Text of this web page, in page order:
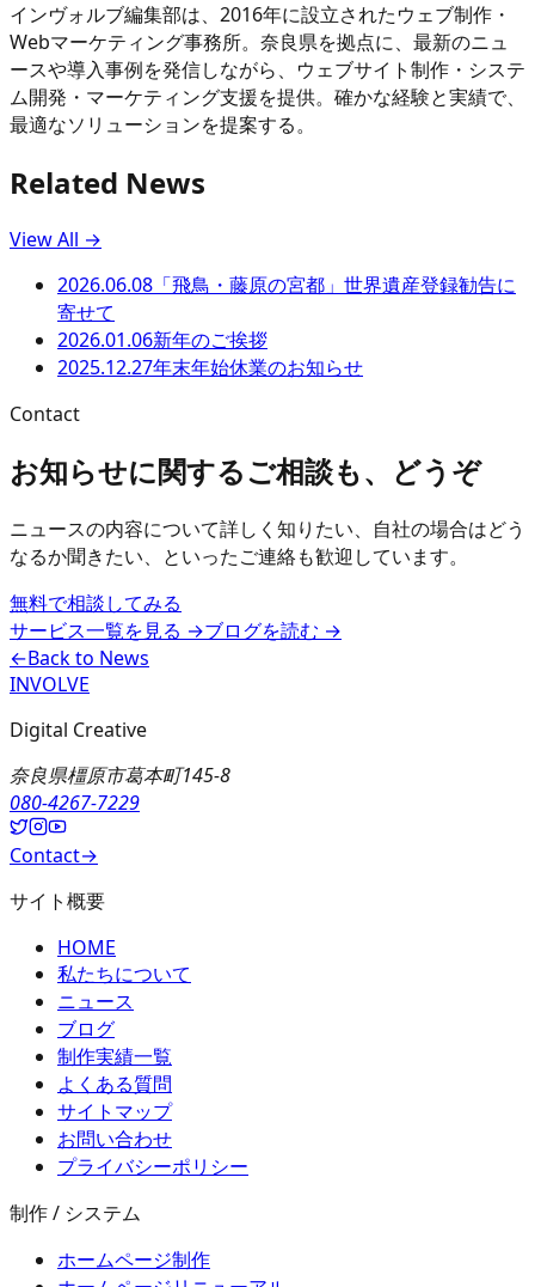
インヴォルブ編集部は、2016年に設立されたウェブ制作・
Webマーケティング事務所。奈良県を拠点に、最新のニュ
ースや導入事例を発信しながら、ウェブサイト制作・システ
ム開発・マーケティング支援を提供。確かな経験と実績で、
最適なソリューションを提案する。
Related News
View All →
2026.06.08 「飛鳥・藤原の宮都」世界遺産登録勧告に
寄せて
2026.01.06新年のご挨拶
2025.12.27年末年始休業のお知らせ
Contact
お知らせに関するご相談も、どうぞ
ニュースの内容について詳しく知りたい、自社の場合はどう
なるか聞きたい、といったご連絡も歓迎しています。
無料で相談してみる
サービス一覧を見る →ブログを読む →
←Back to News
INVOLVE
Digital Creative
奈良県橿原市葛本町145-8
080-4267-7229
Contact→
サイト概要
HOME
私たちについて
ニュース
ブログ
制作実績一覧
よくある質問
サイトマップ
お問い合わせ
プライバシーポリシー
制作 / システム
ホームページ制作